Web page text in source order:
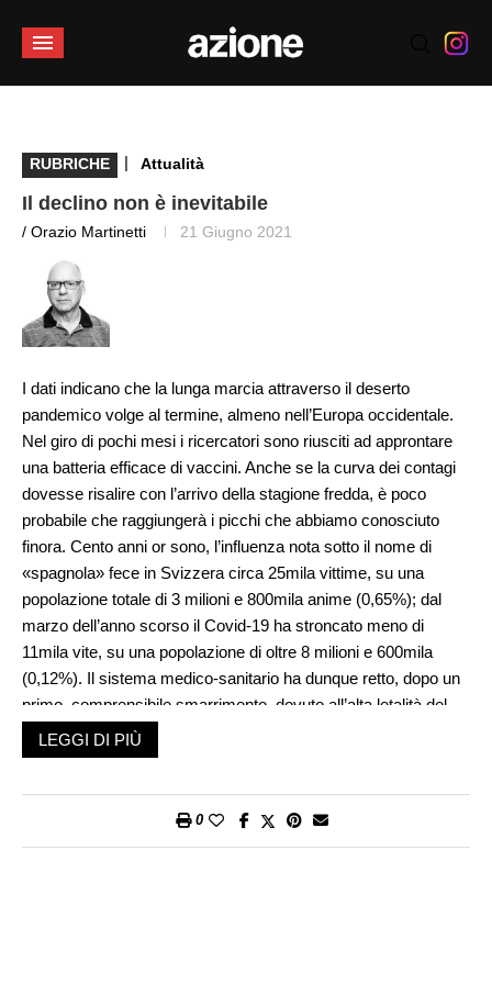
RUBRICHE | Attualità
Il declino non è inevitabile
/ Orazio Martinetti 21 Giugno 2021
I dati indicano che la lunga marcia attraverso il deserto
pandemico volge al termine, almeno nell’Europa occidentale.
Nel giro di pochi mesi i ricercatori sono riusciti ad approntare
una batteria efficace di vaccini. Anche se la curva dei contagi
dovesse risalire con l’arrivo della stagione fredda, è poco
probabile che raggiungerà i picchi che abbiamo conosciuto
finora. Cento anni or sono, l’influenza nota sotto il nome di
«spagnola» fece in Svizzera circa 25mila vittime, su una
popolazione totale di 3 milioni e 800mila anime (0,65%); dal
marzo dell’anno scorso il Covid-19 ha stroncato meno di
11mila vite, su una popolazione di oltre 8 milioni e 600mila
(0,12%). Il sistema medico-sanitario ha dunque retto, dopo un
primo, comprensibile smarrimento, dovuto all’alta letalità del
virus, le cui origini non sono state ancora chiarite. Certo, è
difficile confrontare le due epoche, sia sul piano del contesto
«spagnola» si diffuse in un paese rimasto integro ma prostrato
LEGGI DI PIÙ
0